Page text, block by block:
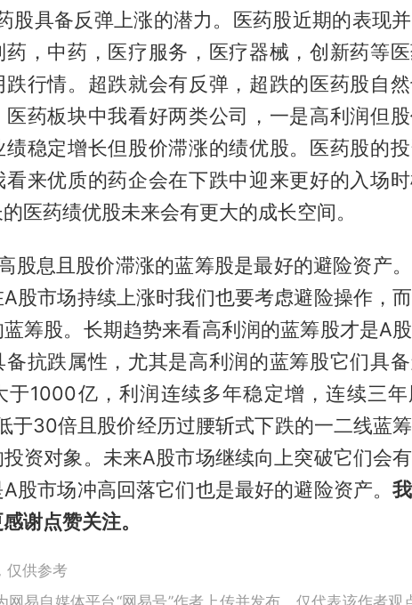
股具备反弹上涨的潜力。医药股近期的表现
，中药，医疗服务，医疗器械，创新药等
跌行情。超跌就会有反弹，超跌的医药股自
医药板块中我看好两类公司，一是高利润但
绩稳定增长但股价滞涨的绩优股。医药股的
来优质的药企会在下跌中迎来更好的入场
医药绩优股未来会有更大的成长空间。
股息且股价滞涨的蓝筹股是最好的避险资产
股市场持续上涨时我们也要考虑避险操作，
筹股。长期趋势来看高利润的蓝筹股才是A
备抗跌属性，尤其是高利润的蓝筹股它们具
于1000亿，利润连续多年稳定增，连续三
于30倍且股价经历过腰斩式下跌的一二线蓝
资对象。未来A股市场继续向上突破它们会
股市场冲高回落它们也是最好的避险资产。
谢点赞关注。
仅供参考
网易自媒体平台“网易号”作者上传并发布，仅代表该作者观